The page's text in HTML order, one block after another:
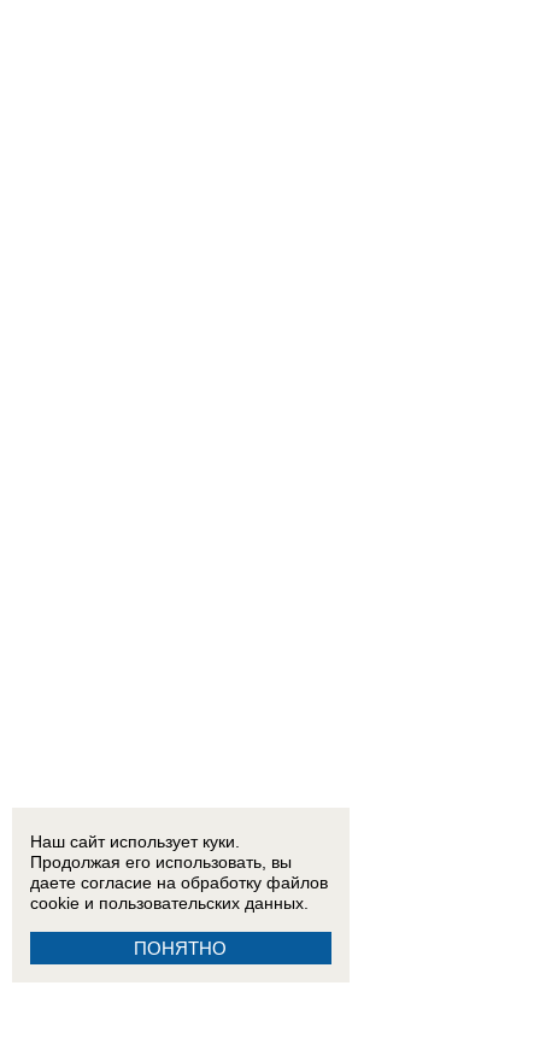
Наш сайт использует куки.
Продолжая его использовать, вы
даете согласие на обработку файлов
cookie и пользовательских данных.
ПОНЯТНО